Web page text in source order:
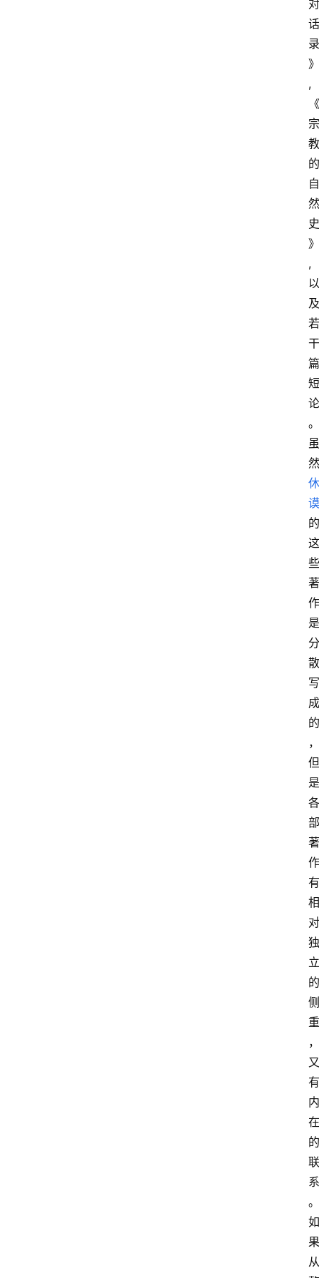
对
话
录
》
,
《
宗
教
的
自
然
史
》
,
以
及
若
干
篇
短
论
。
虽
然
休
谟
的
这
些
著
作
是
分
散
写
成
的
，
但
是
各
部
著
作
有
相
对
独
立
的
侧
重
，
又
有
内
在
的
联
系
。
如
果
从